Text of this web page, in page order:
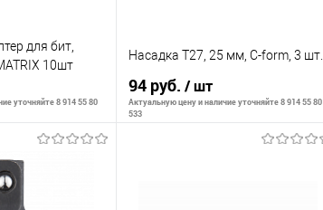
для бит,
10шт
уточняйте 8 914 55 80
Насадка T27, 25 мм, C-form, 3 шт.
94 руб. / шт
Актуальную цену и наличие уточняйте 8 914 55 80
533